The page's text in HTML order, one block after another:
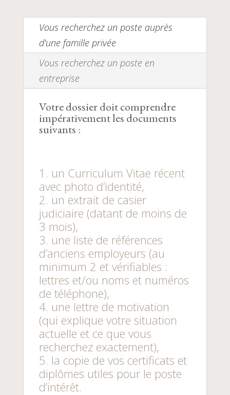
Vous recherchez un poste auprès
d'une famille privée
Vous recherchez un poste en
entreprise
Votre dossier doit comprendre
impérativement les documents
suivants :
un Curriculum Vitae récent
avec photo d’identité,
un extrait de casier
judiciaire (datant de moins de
3 mois),
une liste de références
d’anciens employeurs (au
minimum 2 et vérifiables :
lettres et/ou noms et numéros
de téléphone),
une lettre de motivation
(qui explique votre situation
actuelle et ce que vous
recherchez exactement),
la copie de vos certificats et
diplômes utiles pour le poste
d’intérêt.